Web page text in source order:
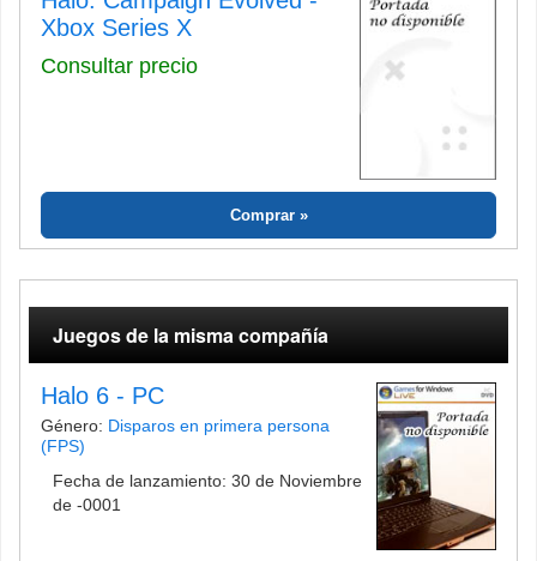
Xbox Series X
Consultar precio
Comprar
Juegos de la misma compañía
Halo 6 - PC
Género: Disparos en primera persona
(FPS)
Fecha de lanzamiento: 30 de Noviembre
de -0001